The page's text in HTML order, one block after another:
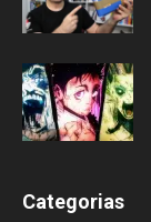
Categorias